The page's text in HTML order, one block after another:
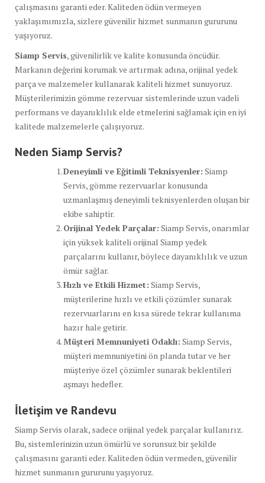
çalışmasını garanti eder. Kaliteden ödün vermeyen
yaklaşımımızla, sizlere güvenilir hizmet sunmanın gururunu
yaşıyoruz.
Siamp Servis, güvenilirlik ve kalite konusunda öncüdür.
Markanın değerini korumak ve artırmak adına, orijinal yedek
parça ve malzemeler kullanarak kaliteli hizmet sunuyoruz.
Müşterilerimizin gömme rezervuar sistemlerinde uzun vadeli
performans ve dayanıklılık elde etmelerini sağlamak için en iyi
kalitede malzemelerle çalışıyoruz.
Neden Siamp Servis?
Deneyimli ve Eğitimli Teknisyenler: Siamp
Servis, gömme rezervuarlar konusunda
uzmanlaşmış deneyimli teknisyenlerden oluşan bir
ekibe sahiptir.
Orijinal Yedek Parçalar: Siamp Servis, onarımlar
için yüksek kaliteli orijinal Siamp yedek
parçalarını kullanır, böylece dayanıklılık ve uzun
ömür sağlar.
Hızlı ve Etkili Hizmet: Siamp Servis,
müşterilerine hızlı ve etkili çözümler sunarak
rezervuarlarını en kısa sürede tekrar kullanıma
hazır hale getirir.
Müşteri Memnuniyeti Odaklı: Siamp Servis,
müşteri memnuniyetini ön planda tutar ve her
müşteriye özel çözümler sunarak beklentileri
aşmayı hedefler.
İletişim ve Randevu
Siamp Servis olarak, sadece orijinal yedek parçalar kullanırız.
Bu, sistemlerinizin uzun ömürlü ve sorunsuz bir şekilde
çalışmasını garanti eder. Kaliteden ödün vermeden, güvenilir
hizmet sunmanın gururunu yaşıyoruz.